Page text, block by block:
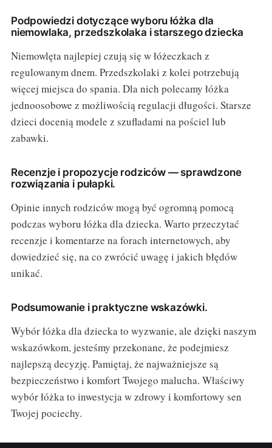
Podpowiedzi dotyczące wyboru łóżka dla
niemowlaka, przedszkolaka i starszego dziecka
Niemowlęta najlepiej czują się w łóżeczkach z
regulowanym dnem. Przedszkolaki z kolei potrzebują
więcej miejsca do spania. Dla nich polecamy łóżka
jednoosobowe z możliwością regulacji długości. Starsze
dzieci docenią modele z szufladami na pościel lub
zabawki.
Recenzje i propozycje rodziców — sprawdzone
rozwiązania i pułapki.
Opinie innych rodziców mogą być ogromną pomocą
podczas wyboru łóżka dla dziecka. Warto przeczytać
recenzje i komentarze na forach internetowych, aby
dowiedzieć się, na co zwrócić uwagę i jakich błędów
unikać.
Podsumowanie i praktyczne wskazówki.
Wybór łóżka dla dziecka to wyzwanie, ale dzięki naszym
wskazówkom, jesteśmy przekonane, że podejmiesz
najlepszą decyzję. Pamiętaj, że najważniejsze są
bezpieczeństwo i komfort Twojego malucha. Właściwy
wybór łóżka to inwestycja w zdrowy i komfortowy sen
Twojej pociechy.